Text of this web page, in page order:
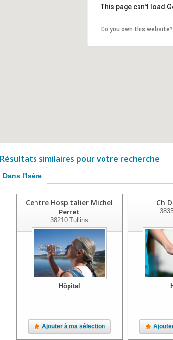
This page can't load
Do you own this website?
Résultats similaires pour votre recherche
Dans l'Isère
Centre Hospitalier Michel
Perret
38210 Tullins
Hôpital
Ajouter à ma sélection
Ch